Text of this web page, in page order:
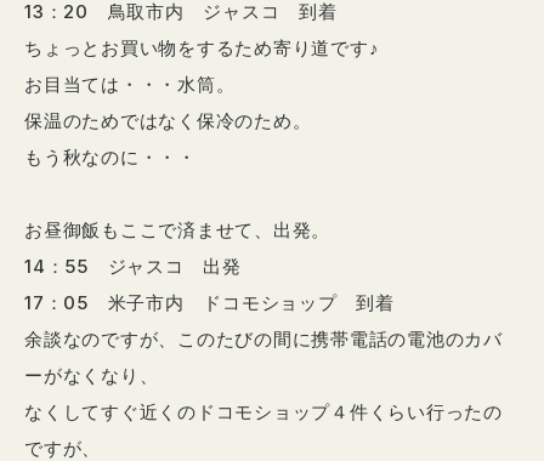
13：20 鳥取市内 ジャスコ 到着
ちょっとお買い物をするため寄り道です♪
お目当ては・・・水筒。
保温のためではなく保冷のため。
もう秋なのに・・・
お昼御飯もここで済ませて、出発。
14：55 ジャスコ 出発
17：05 米子市内 ドコモショップ 到着
余談なのですが、このたびの間に携帯電話の電池のカバ
ーがなくなり、
なくしてすぐ近くのドコモショップ４件くらい行ったの
ですが、